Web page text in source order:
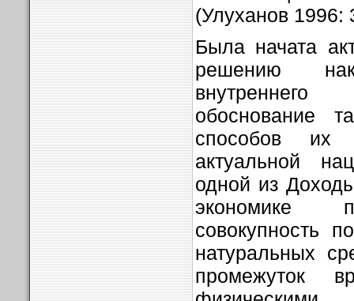
(Улуханов 1996:
Была начата
решению
обоснование
способов их
актуальной
одной из
экономике
совокупность
натуральных
промежуток